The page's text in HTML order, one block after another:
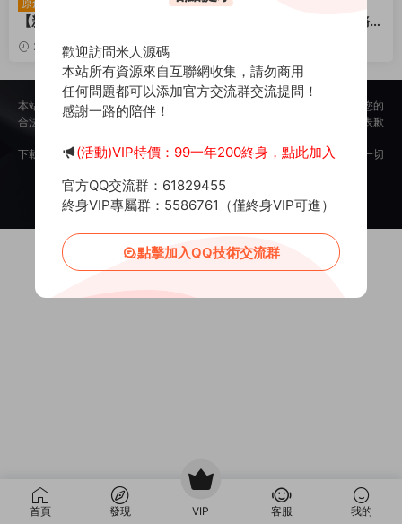
原創
【新問鼎之霸者】Linux手工
服務端+修改教程+解包工具
+裝備修改工具+PC客戶端
+視頻架設教程
2025-06-09 389 30
原創
【新問鼎】Linux手工服務端
本站所提供的内容均來自公開網絡收集、轉發、二次開發而來，若侵犯了您的
合法權益，請來信通知我們，我們會及時删除，給您帶來的不便，我們深表歉
下載用戶僅供學習交流，若使用商業用途，請購買正版授權，否則産生的一切
Copyright © 2012-2025 MiR6.COMAll Rights Reserved
投訴郵箱： Mail@Mir6.com 蜀ICP備2022016462号-2
首頁 發現 VIP 客服 我的
歡迎訪問米人源碼
本站所有資源來自互聯網收集，請勿商用
任何問題都可以添加官方交流群交流提問！
感謝一路的陪伴！
(活動)VIP特價：99一年200終身，點此加入
官方QQ交流群：61829455
終身VIP專屬群：5586761（僅終身VIP可進）
點擊加入QQ技術交流群